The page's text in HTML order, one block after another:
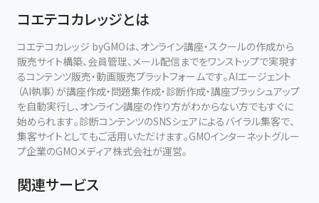
コエテコカレッジとは
コエテコカレッジ byGMOは、オンライン講座・スクールの作成から
販売サイト構築、会員管理、メール配信までをワンストップで実現す
るコンテンツ販売・動画販売プラットフォームです。AIエージェント
（AI執事）が講座作成・問題集作成・診断作成・講座ブラッシュアップ
を自動実行し、オンライン講座の作り方がわからない方でもすぐに
始められます。診断コンテンツのSNSシェアによるバイラル集客で、
集客サイトとしてもご活用いただけます。GMOインターネットグルー
プ企業のGMOメディア株式会社が運営。
関連サービス